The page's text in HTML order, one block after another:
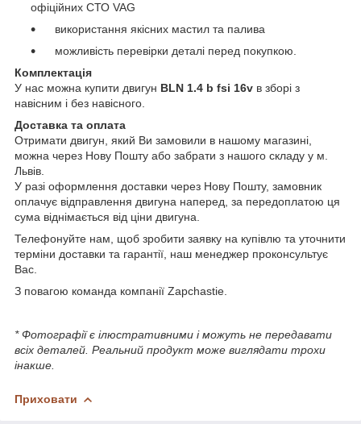
офіційних СТО VAG
використання якісних мастил та палива
можливість перевірки деталі перед покупкою.
Комплектація
У нас можна купити двигун BLN 1.4 b fsi 16v в зборі з
навісним і без навісного.
Доставка та оплата
Отримати двигун, який Ви замовили в нашому магазині,
можна через Нову Пошту або забрати з нашого складу у м.
Львів.
У разі оформлення доставки через Нову Пошту, замовник
оплачує відправлення двигуна наперед, за передоплатою ця
сума віднімається від ціни двигуна.
Телефонуйте нам, щоб зробити заявку на купівлю та уточнити
терміни доставки та гарантії, наш менеджер проконсультує
Вас.
З повагою команда компанії Zapchastie.
* Фотографії є ілюстративними і можуть не передавати
всіх деталей. Реальний продукт може виглядати трохи
інакше.
Приховати